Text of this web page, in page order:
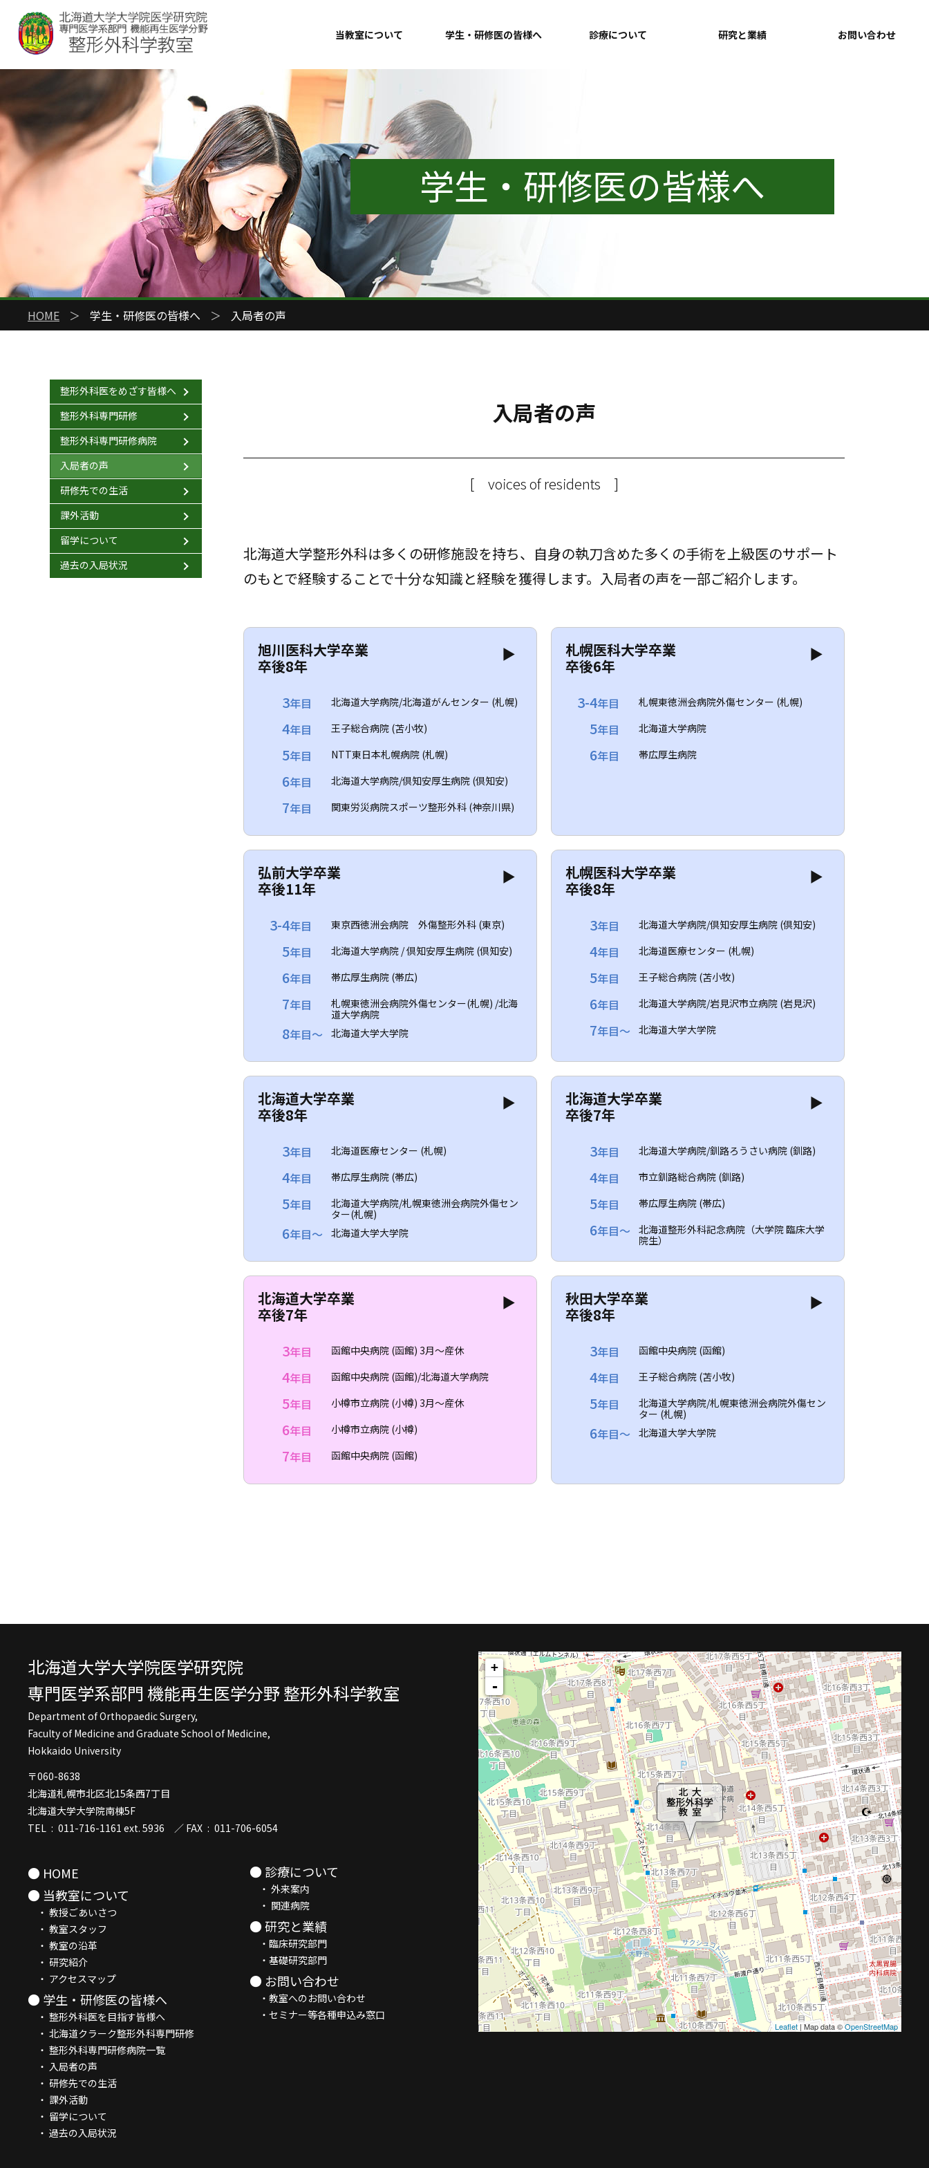
当教室について 学生・研修医の皆様へ 診療について 研究と業績 お問い合わせ
学生・研修医の皆様へ
HOME ＞ 学生・研修医の皆様へ ＞ 入局者の声
入局者の声
[ voices of residents ]
北海道大学整形外科は多くの研修施設を持ち、自身の執刀含めた多くの手術を上級医のサポート
のもとで経験することで十分な知識と経験を獲得します。入局者の声を一部ご紹介します。
▶
旭川医科大学卒業
卒後8年
3年目 北海道大学病院/北海道がんセンター (札幌)
4年目 王子総合病院 (苫小牧)
5年目 NTT東日本札幌病院 (札幌)
6年目 北海道大学病院/倶知安厚生病院 (倶知安)
7年目 関東労災病院スポーツ整形外科 (神奈川県)
▶
札幌医科大学卒業
卒後6年
3-4年目 札幌東徳洲会病院外傷センター (札幌)
5年目 北海道大学病院
6年目 帯広厚生病院
▶
弘前大学卒業
卒後11年
3-4年目 東京西徳洲会病院 外傷整形外科 (東京)
5年目 北海道大学病院 / 倶知安厚生病院 (倶知安)
6年目 帯広厚生病院 (帯広)
7年目
札幌東徳洲会病院外傷センター(札幌) /北海
道大学病院
8年目～ 北海道大学大学院
▶
札幌医科大学卒業
卒後8年
3年目 北海道大学病院/倶知安厚生病院 (倶知安)
4年目 北海道医療センター (札幌)
5年目 王子総合病院 (苫小牧)
6年目 北海道大学病院/岩見沢市立病院 (岩見沢)
7年目～ 北海道大学大学院
▶
北海道大学卒業
卒後8年
3年目 北海道医療センター (札幌)
4年目 帯広厚生病院 (帯広)
5年目
北海道大学病院/札幌東徳洲会病院外傷セン
ター(札幌)
6年目～ 北海道大学大学院
▶
北海道大学卒業
卒後7年
3年目 北海道大学病院/釧路ろうさい病院 (釧路)
4年目 市立釧路総合病院 (釧路)
5年目 帯広厚生病院 (帯広)
6年目～
北海道整形外科記念病院（大学院 臨床大学
院生）
▶
北海道大学卒業
卒後7年
3年目 函館中央病院 (函館) 3月～産休
4年目 函館中央病院 (函館)/北海道大学病院
5年目 小樽市立病院 (小樽) 3月～産休
6年目 小樽市立病院 (小樽)
7年目 函館中央病院 (函館)
▶
秋田大学卒業
卒後8年
3年目 函館中央病院 (函館)
4年目 王子総合病院 (苫小牧)
5年目
北海道大学病院/札幌東徳洲会病院外傷セン
ター (札幌)
6年目～ 北海道大学大学院
整形外科医をめざす皆様へ
整形外科専門研修
整形外科専門研修病院
入局者の声
研修先での生活
課外活動
留学について
過去の入局状況
北海道大学大学院医学研究院
専門医学系部門 機能再生医学分野整形外科学教室
Department of Orthopaedic Surgery,
Faculty of Medicine and Graduate School of Medicine,
Hokkaido University
〒060-8638
北海道札幌市北区北15条西7丁目
北海道大学大学院南棟5F
TEL : 011-716-1161 ext. 5936 ／ FAX : 011-706-6054
● HOME
● 当教室について
・ 教授ごあいさつ
・ 教室スタッフ
・ 教室の沿革
・ 研究紹介
・ アクセスマップ
● 学生・研修医の皆様へ
・ 整形外科医を目指す皆様へ
・ 北海道クラーク整形外科専門研修
・ 整形外科専門研修病院一覧
・ 入局者の声
・ 研修先での生活
・ 課外活動
・ 留学について
・ 過去の入局状況
● 診療について
・ 外来案内
・ 関連病院
● 研究と業績
・臨床研究部門
・基礎研究部門
● お問い合わせ
・教室へのお問い合わせ
・セミナー等各種申込み窓口